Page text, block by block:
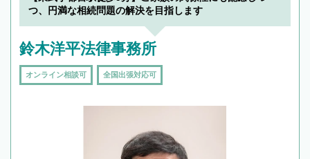
つ、円満な相続問題の解決を目指します
鈴木洋平法律事務所
オンライン相談可 全国出張対応可